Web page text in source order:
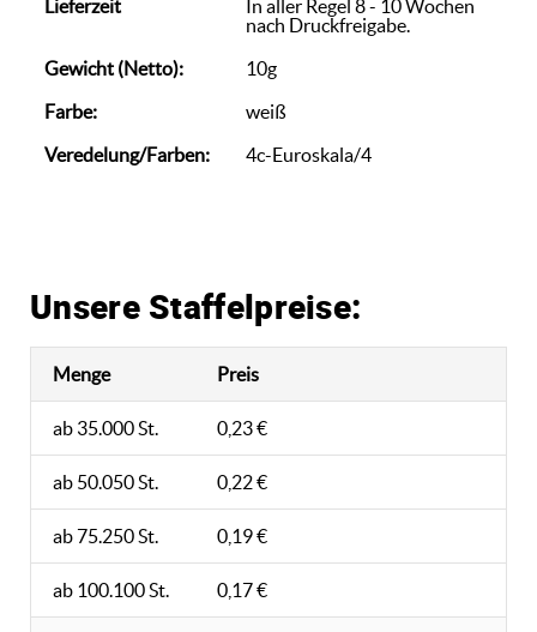
Lieferzeit
In aller Regel 8 - 10 Wochen
nach Druckfreigabe.
Gewicht (Netto):
10g
Farbe:
weiß
Veredelung/Farben:
4c-Euroskala/4
Unsere Staffelpreise:
Menge Preis
ab 35.000 St. 0,23 €
ab 50.050 St. 0,22 €
ab 75.250 St. 0,19 €
ab 100.100 St. 0,17 €